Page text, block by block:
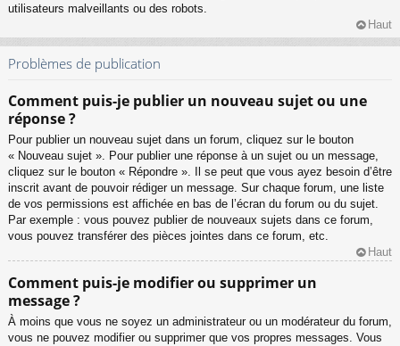
utilisateurs malveillants ou des robots.
Haut
Problèmes de publication
Comment puis-je publier un nouveau sujet ou une
réponse ?
Pour publier un nouveau sujet dans un forum, cliquez sur le bouton
« Nouveau sujet ». Pour publier une réponse à un sujet ou un message,
cliquez sur le bouton « Répondre ». Il se peut que vous ayez besoin d’être
inscrit avant de pouvoir rédiger un message. Sur chaque forum, une liste
de vos permissions est affichée en bas de l’écran du forum ou du sujet.
Par exemple : vous pouvez publier de nouveaux sujets dans ce forum,
vous pouvez transférer des pièces jointes dans ce forum, etc.
Haut
Comment puis-je modifier ou supprimer un
message ?
À moins que vous ne soyez un administrateur ou un modérateur du forum,
vous ne pouvez modifier ou supprimer que vos propres messages. Vous